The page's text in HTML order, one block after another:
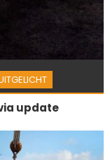
update